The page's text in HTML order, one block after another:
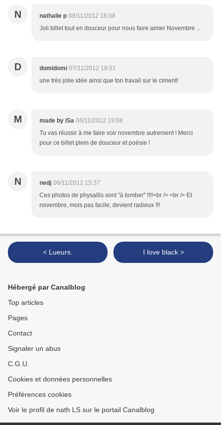
N nathalie p 08/11/2012 16:08
Joli billet tout en douceur pour nous faire aimer Novembre ...
D domidomi 07/11/2012 18:51
une très jolie idée ainsi que ton travail sur le ciment!
M made by iSa 06/11/2012 19:08
Tu vas réussir à me faire voir novembre autrement ! Merci
pour ce billet plein de douceur et poésie !
N nedj 06/11/2012 15:37
Ces photos de physallis sont "à tomber" !!!!<br /> <br /> Et
novembre, mois pas facile, devient radieux !!!
< Lueurs. I love black >
Hébergé par Canalblog
Top articles
Pages
Contact
Signaler un abus
C.G.U.
Cookies et données personnelles
Préférences cookies
Voir le profil de nath LS sur le portail Canalblog